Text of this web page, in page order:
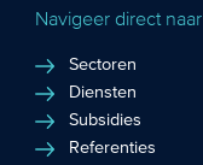
Navigeer direct naar
Sectoren
Diensten
Subsidies
Referenties